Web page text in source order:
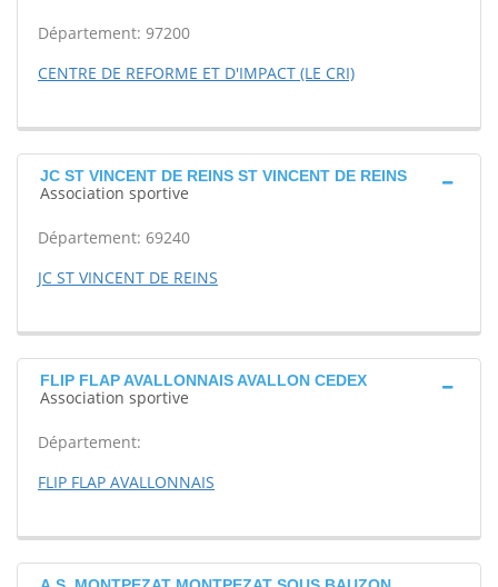
Département: 97200
CENTRE DE REFORME ET D'IMPACT (LE CRI)
JC ST VINCENT DE REINS ST VINCENT DE REINS
Association sportive
Département: 69240
JC ST VINCENT DE REINS
FLIP FLAP AVALLONNAIS AVALLON CEDEX
Association sportive
Département:
FLIP FLAP AVALLONNAIS